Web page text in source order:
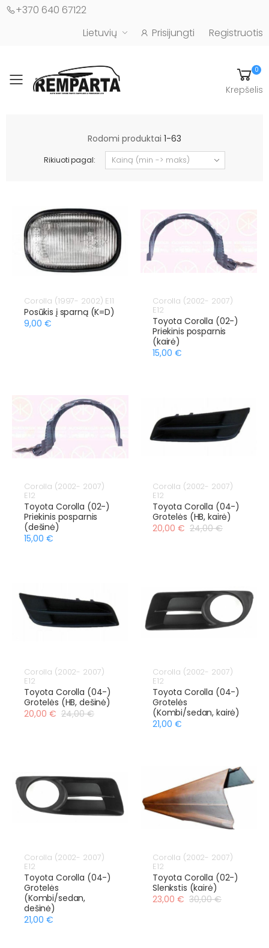
+370 640 67122
Lietuvių
Prisijungti Registruotis
Toggle mobile menu
0
Krepšelis
Rodomi produktai 1-63
Rikiuoti pagal:
Corolla (1997- 2002) E11
Posūkis į sparną (K=D)
9,00 €
Corolla (2002- 2007)
E12
Toyota Corolla (02-)
Priekinis posparnis
(kairė)
15,00 €
Corolla (2002- 2007)
E12
Toyota Corolla (02-)
Priekinis posparnis
(dešinė)
15,00 €
Corolla (2002- 2007)
E12
Toyota Corolla (04-)
Grotelės (HB, kairė)
20,00 € 24,00 €
Corolla (2002- 2007)
E12
Toyota Corolla (04-)
Grotelės (HB, dešinė)
20,00 € 24,00 €
Corolla (2002- 2007)
E12
Toyota Corolla (04-)
Grotelės
(Kombi/sedan, kairė)
21,00 €
Corolla (2002- 2007)
E12
Toyota Corolla (04-)
Grotelės
(Kombi/sedan,
dešinė)
21,00 €
Corolla (2002- 2007)
E12
Toyota Corolla (02-)
Slenkstis (kairė)
23,00 € 30,00 €